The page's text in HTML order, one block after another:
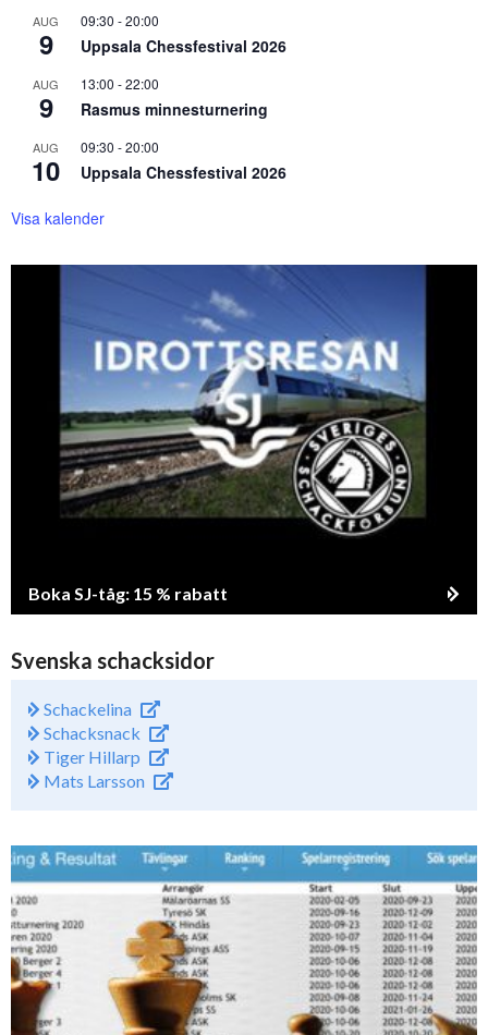
AUG
9
09:30 -20:00
Uppsala Chessfestival 2026
AUG
9
13:00 -22:00
Rasmus minnesturnering
AUG
10
09:30 -20:00
Uppsala Chessfestival 2026
Visa kalender
Boka SJ-tåg: 15 % rabatt
Svenska schacksidor
Schackelina
Schacksnack
Tiger Hillarp
Mats Larsson